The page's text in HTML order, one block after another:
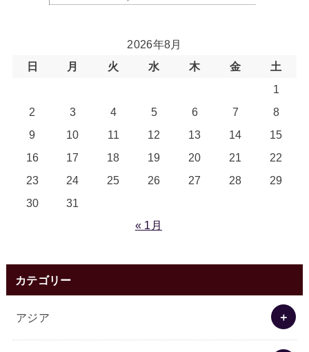
2026年8月
日
月 火 水 木 金
土
1
2
3 4 5 6 7
8
9
10 11 12 13 14
15
16
17 18 19 20 21
22
23
24 25 26 27 28
29
30
31
« 1月
カテゴリー
アジア